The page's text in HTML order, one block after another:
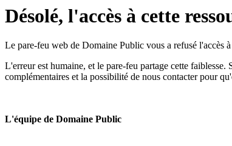
Désolé, l'accès à cette
Le pare-feu web de Domaine Public vous a refusé l'accès
L'erreur est humaine, et le pare-feu partage cette
complémentaires et la possibilité de nous contacter pour
L'équipe de Domaine Public